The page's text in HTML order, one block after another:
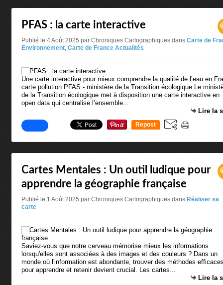
PFAS : la carte interactive
Publié le 4 Août 2025 par Chroniques Cartographiques dans Carte de
Environnement, Carte de France Actualités
Une carte interactive pour mieux comprendre la qualité de l’eau en
carte pollution PFAS - ministère de la Transition écologique Le
de la Transition écologique met à disposition une carte interactive en
open data qui centralise l’ensemble...
Lire la
Repost
Cartes Mentales : Un outil ludique pour
apprendre la géographie française
Publié le 1 Août 2025 par Chroniques Cartographiques dans Réaliser sa
carte
Saviez-vous que notre cerveau mémorise mieux les informations
lorsqu'elles sont associées à des images et des couleurs ? Dans un
monde où l'information est abondante, trouver des méthodes
pour apprendre et retenir devient crucial. Les cartes...
Lire la